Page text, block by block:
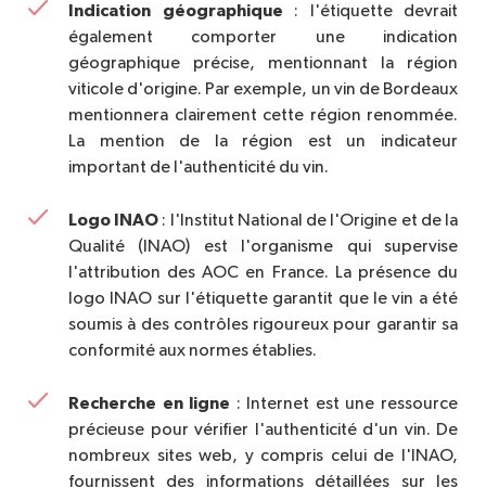
Indication géographique : l'étiquette devrait
également comporter une indication
géographique précise, mentionnant la région
viticole d'origine. Par exemple, un vin de Bordeaux
mentionnera clairement cette région renommée.
La mention de la région est un indicateur
important de l'authenticité du vin.
Logo INAO : l'Institut National de l'Origine et de la
Qualité (INAO) est l'organisme qui supervise
l'attribution des AOC en France. La présence du
logo INAO sur l'étiquette garantit que le vin a été
soumis à des contrôles rigoureux pour garantir sa
conformité aux normes établies.
Recherche en ligne : Internet est une ressource
précieuse pour vérifier l'authenticité d'un vin. De
nombreux sites web, y compris celui de l'INAO,
fournissent des informations détaillées sur les